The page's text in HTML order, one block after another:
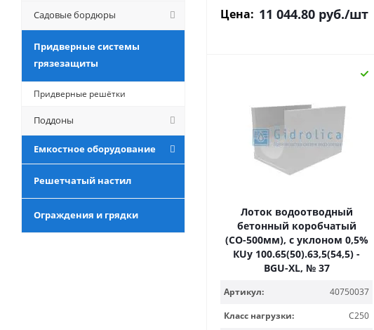
Цена: 11 044.80 руб./шт
Лоток водоотводный
бетонный коробчатый
(СО-500мм), с уклоном 0,5%
КUу 100.65(50).63,5(54,5) -
BGU-XL, № 37
Артикул:
40750037
Класс нагрузки:
C250
Садовые бордюры
Придверные системы
грязезащиты
Придверные решётки
Поддоны
Емкостное оборудование
Решетчатый настил
Ограждения и грядки